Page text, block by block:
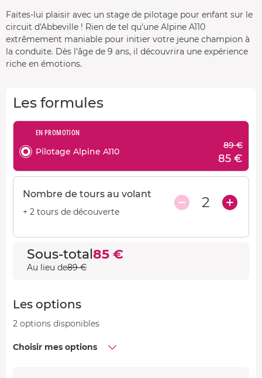
Faites-lui plaisir avec un stage de pilotage pour enfant sur le
circuit d'Abbeville ! Rien de tel qu'une Alpine A110
extrêmement maniable pour initier votre jeune champion à
la conduite. Dès l'âge de 9 ans, il découvrira une expérience
riche en émotions.
Les formules
EN PROMOTION
Pilotage Alpine A110
89 €
85 €
Nombre de tours au volant
+ 2 tours de découverte
2
Sous-total85 €
Au lieu de89 €
Les options
2 options disponibles
Choisir mes options